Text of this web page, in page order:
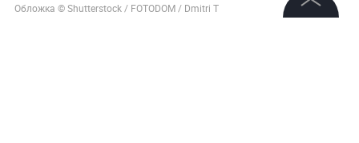
Обложка © Shutterstock / FOTODOM / Dmitri T